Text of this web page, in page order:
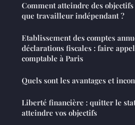
Comment atteindre des
que travailleur indépendant ?
Etablissement des comptes
déclarations fiscales : faire
comptable à Paris
Quels sont les avantages et
Liberté financière : quitter le
atteindre vos objectifs